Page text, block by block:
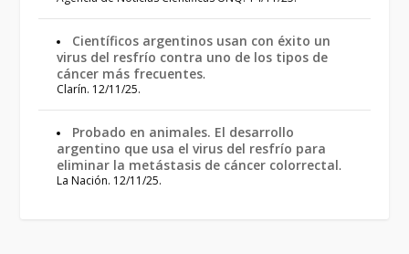
Científicos argentinos usan con éxito un
virus del resfrío contra uno de los tipos de
cáncer más frecuentes.
Clarín. 12/11/25.
Probado en animales. El desarrollo
argentino que usa el virus del resfrío para
eliminar la metástasis de cáncer colorrectal.
La Nación. 12/11/25.